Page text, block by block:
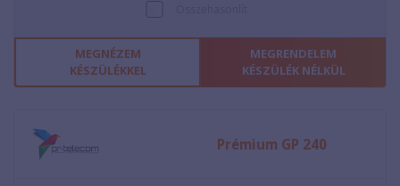
MEGNÉZEM
KÉSZÜLÉKKEL
MEGRENDELEM
KÉSZÜLÉK NÉLKÜL
Prémium GP 240